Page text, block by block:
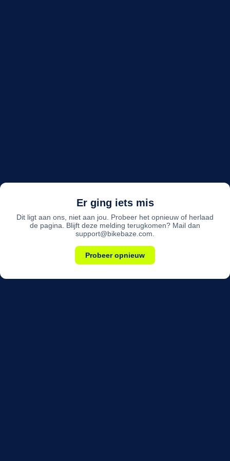
Er ging iets mis
Dit ligt aan ons, niet aan jou. Probeer het opnieuw of herlaad
de pagina. Blijft deze melding terugkomen? Mail dan
support@bikebaze.com.
Probeer opnieuw